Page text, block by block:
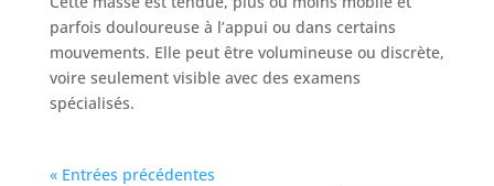
parfois douloureuse à l’appui ou dans certains
mouvements. Elle peut être volumineuse ou discrète,
voire seulement visible avec des examens
spécialisés.
« Entrées précédentes